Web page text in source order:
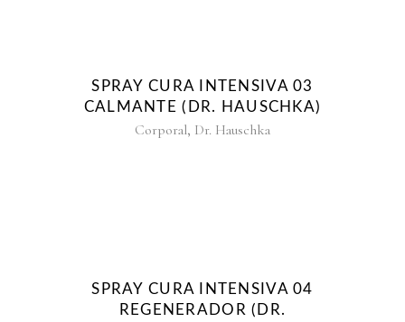
SPRAY CURA INTENSIVA 03
CALMANTE (DR. HAUSCHKA)
Corporal, Dr. Hauschka
SPRAY CURA INTENSIVA 04
REGENERADOR (DR.